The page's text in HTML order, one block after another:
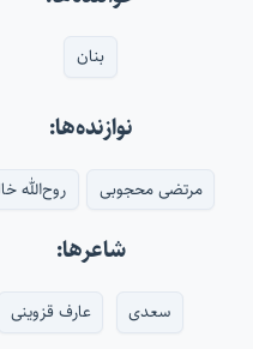
بنان
نوازنده‌ها:
مرتضی محجوبی روح‌الله
شاعرها:
سعدی عارف قزوینی